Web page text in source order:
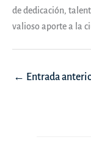
de dedicación,
valioso aporte a la
Navegación
← Entrada